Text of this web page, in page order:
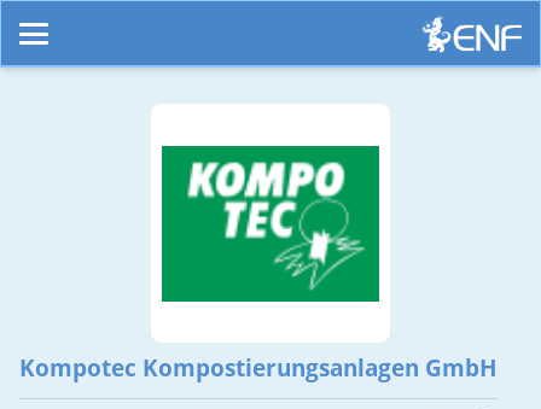
Kompotec Kompostierungsanlagen GmbH